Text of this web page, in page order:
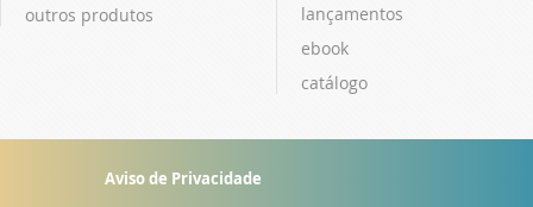
outros produtos
lançamentos
ebook
catálogo
Aviso de Privacidade